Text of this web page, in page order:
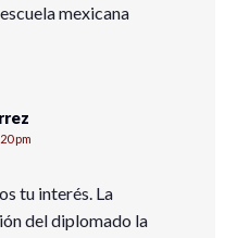
mexicana
pm
tu interés. La
del diplomado la